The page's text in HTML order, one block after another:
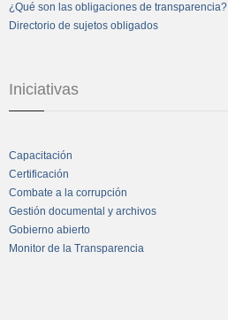
¿Qué son las obligaciones de transparencia?
Directorio de sujetos obligados
Iniciativas
Capacitación
Certificación
Combate a la corrupción
Gestión documental y archivos
Gobierno abierto
Monitor de la Transparencia